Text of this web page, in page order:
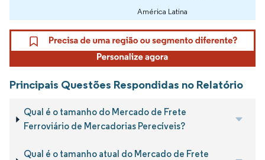
América Latina
Principais Questões Respondidas no Relatório
Qual é o tamanho do Mercado de Frete
Ferroviário de Mercadorias Perecíveis?
Qual é o tamanho atual do Mercado de Frete